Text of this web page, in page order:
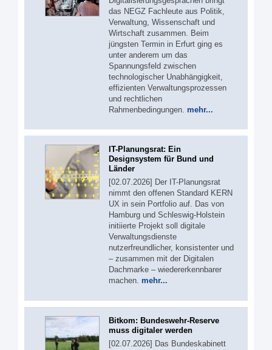
das NEGZ Fachleute aus Politik,
Verwaltung, Wissenschaft und
Wirtschaft zusammen. Beim
jüngsten Termin in Erfurt ging es
unter anderem um das
Spannungsfeld zwischen
technologischer Unabhängigkeit,
effizienten Verwaltungsprozessen
und rechtlichen
Rahmenbedingungen. mehr...
IT-Planungsrat: Ein
Designsystem für Bund und
Länder
[02.07.2026] Der IT-Planungsrat
nimmt den offenen Standard KERN
UX in sein Portfolio auf. Das von
Hamburg und Schleswig-Holstein
initiierte Projekt soll digitale
Verwaltungsdienste
nutzerfreundlicher, konsistenter und
– zusammen mit der Digitalen
Dachmarke – wiedererkennbarer
machen. mehr...
Bitkom: Bundeswehr-Reserve
muss digitaler werden
[02.07.2026] Das Bundeskabinett